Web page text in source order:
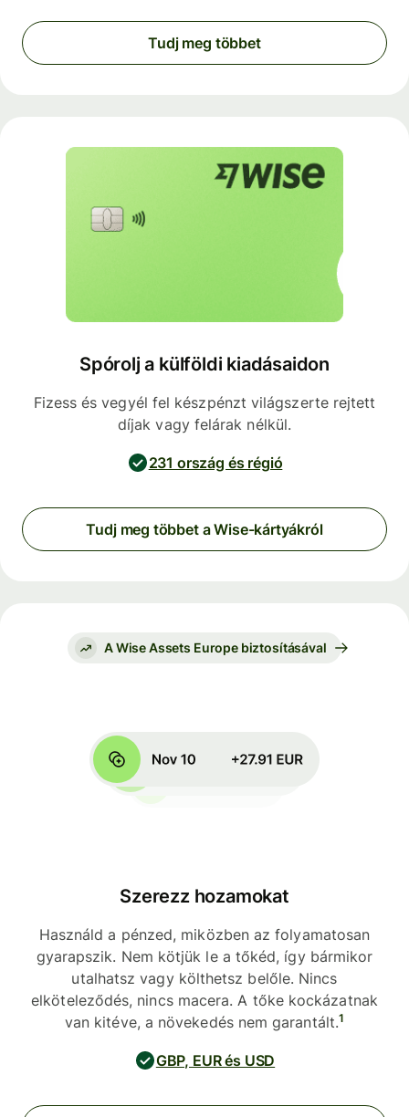
Tudj meg többet
Spórolj a külföldi kiadásaidon
Fizess és vegyél fel készpénzt világszerte rejtett
díjak vagy felárak nélkül.
231 ország és régió
Tudj meg többet a Wise-kártyákról
A Wise Assets Europe biztosításával
Szerezz hozamokat
Használd a pénzed, miközben az folyamatosan
gyarapszik. Nem kötjük le a tőkéd, így bármikor
utalhatsz vagy költhetsz belőle. Nincs
elköteleződés, nincs macera. A tőke kockázatnak
van kitéve, a növekedés nem garantált.1
GBP, EUR és USD